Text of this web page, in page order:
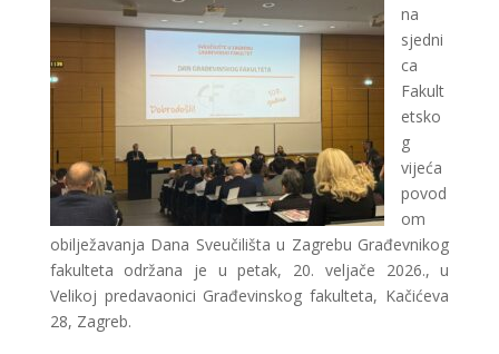
na
sjedni
ca
Fakult
etsko
g
vijeća
povod
om
obilježavanja Dana Sveučilišta u Zagrebu Građevnikog
fakulteta održana je u petak, 20. veljače 2026., u
Velikoj predavaonici Građevinskog fakulteta, Kačićeva
28, Zagreb.